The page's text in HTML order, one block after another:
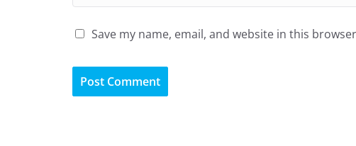
Save my name, email, and website in this